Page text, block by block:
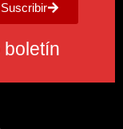
Suscribir